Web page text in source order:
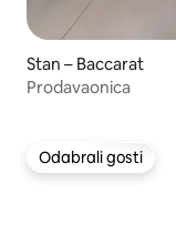
Stan – Baccarat
Prodavaonica
Odabrali gosti
Odabrali gosti